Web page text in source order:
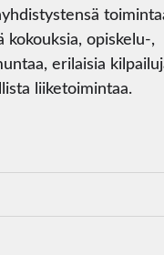
kokouksia, opiskelu-,
erilaisia
liiketoimintaa.